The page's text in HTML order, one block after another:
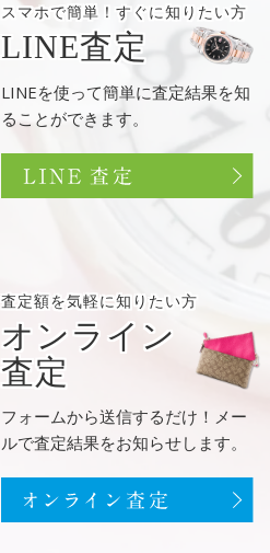
スマホで簡単！ すぐに知りたい方
LINE査定
LINEを使って簡単に査定結果を知
ることができます。
査定額を気軽に知りたい方
オンライン
査定
フォームから送信するだけ！メー
ルで査定結果をお知らせします。